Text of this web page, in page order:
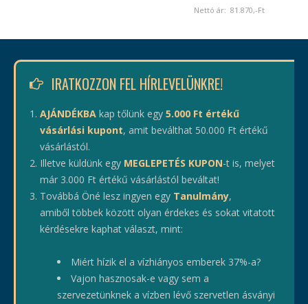
Nettó ár: 81.870,-Ft
IRATKOZZON FEL HÍRLEVELÜNKRE!
AJÁNDÉKBA kap tőlünk egy 5.000 Ft értékű
vásárlási kupont, amit beválthat 50.000 Ft értékű
vásárlástól.
Illetve küldünk egy MEGLEPETÉS KUPON-t is, melyet
már 3.000 Ft értékű vásárlástól beváltat!
Továbbá Öné lesz ingyen egy Tanulmány,
amiből többek között olyan érdekes és sokat vitatott
kérdésekre kaphat választ, mint:
Miért hízik el a vízhiányos emberek 37%-a?
Vajon hasznosak-e vagy sem a
szervezetünknek a vízben lévő szervetlen ásványi